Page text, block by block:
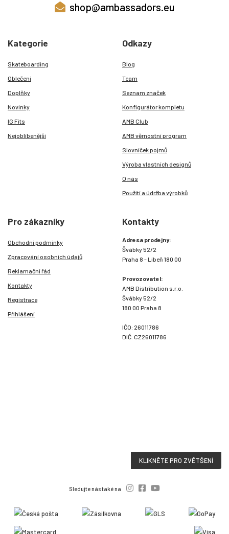
shop@ambassadors.eu
Kategorie
Skateboarding
Oblečení
Doplňky
Novinky
IG Fits
Nejoblíbenější
Odkazy
Blog
Team
Seznam značek
Konfigurátor kompletu
AMB Club
AMB věrnostní program
Slovníček pojmů
Výroba vlastních designů
O nás
Použití a údržba výrobků
Pro zákazníky
Obchodní podmínky
Zpracování osobních údajů
Reklamační řád
Kontakty
Registrace
Přihlášení
Kontakty
Adresa prodejny:
Švábky 52/2
Praha 8 - Libeň 180 00
Provozovatel:
AMB Distribution s.r.o.
Švábky 52/2
180 00 Praha 8
IČO: 26011786
DIČ: CZ26011786
KLIKNĚTE PRO ZVĚTŠENÍ
Sledujte nás také na